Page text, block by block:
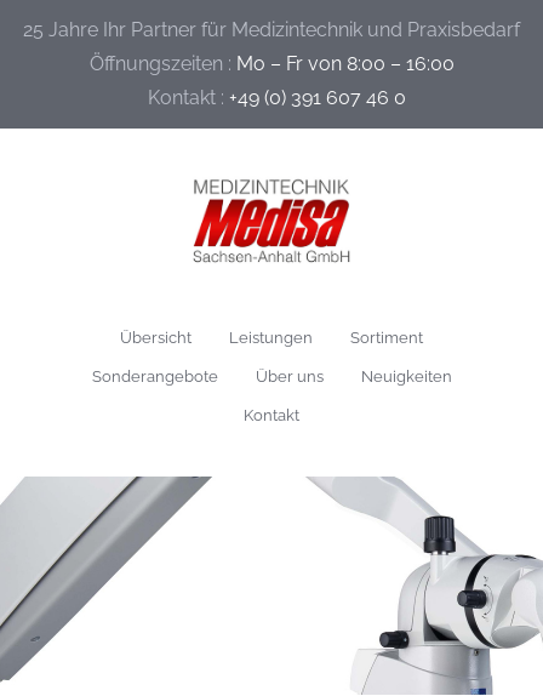
25 Jahre Ihr Partner für Medizintechnik und Praxisbedarf
Öffnungszeiten : Mo – Fr von 8:00 – 16:00
Kontakt : +49 (0) 391 607 46 0
Übersicht Leistungen Sortiment
Sonderangebote Über uns Neuigkeiten
Kontakt